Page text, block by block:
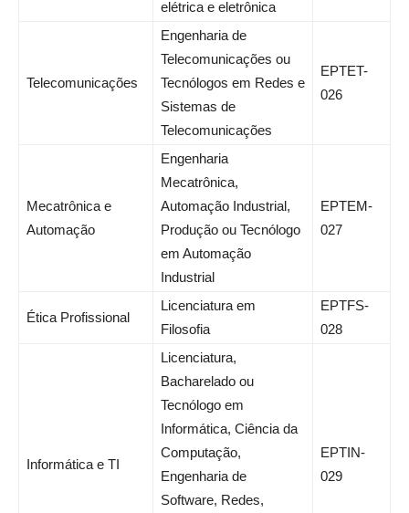
elétrica e eletrônica
Telecomunicações
Engenharia de
Telecomunicações ou
Tecnólogos em Redes e
Sistemas de
Telecomunicações
EPTET-
026
Mecatrônica e
Automação
Engenharia
Mecatrônica,
Automação Industrial,
Produção ou Tecnólogo
em Automação
Industrial
EPTEM-
027
Ética Profissional
Licenciatura em
Filosofia
EPTFS-
028
Informática e TI
Licenciatura,
Bacharelado ou
Tecnólogo em
Informática, Ciência da
Computação,
Engenharia de
Software, Redes,
EPTIN-
029